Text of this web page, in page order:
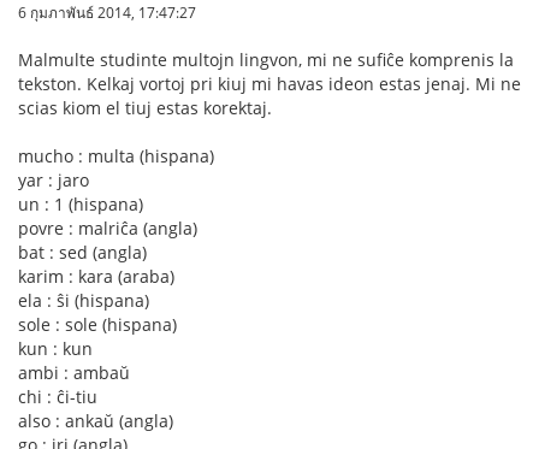
6 กุมภาพันธ์ 2014, 17:47:27
Malmulte studinte multojn lingvon, mi ne sufiĉe komprenis la
tekston. Kelkaj vortoj pri kiuj mi havas ideon estas jenaj. Mi ne
scias kiom el tiuj estas korektaj.
mucho : multa (hispana)
yar : jaro
un : 1 (hispana)
povre : malriĉa (angla)
bat : sed (angla)
karim : kara (araba)
ela : ŝi (hispana)
sole : sole (hispana)
kun : kun
ambi : ambaŭ
chi : ĉi-tiu
also : ankaŭ (angla)